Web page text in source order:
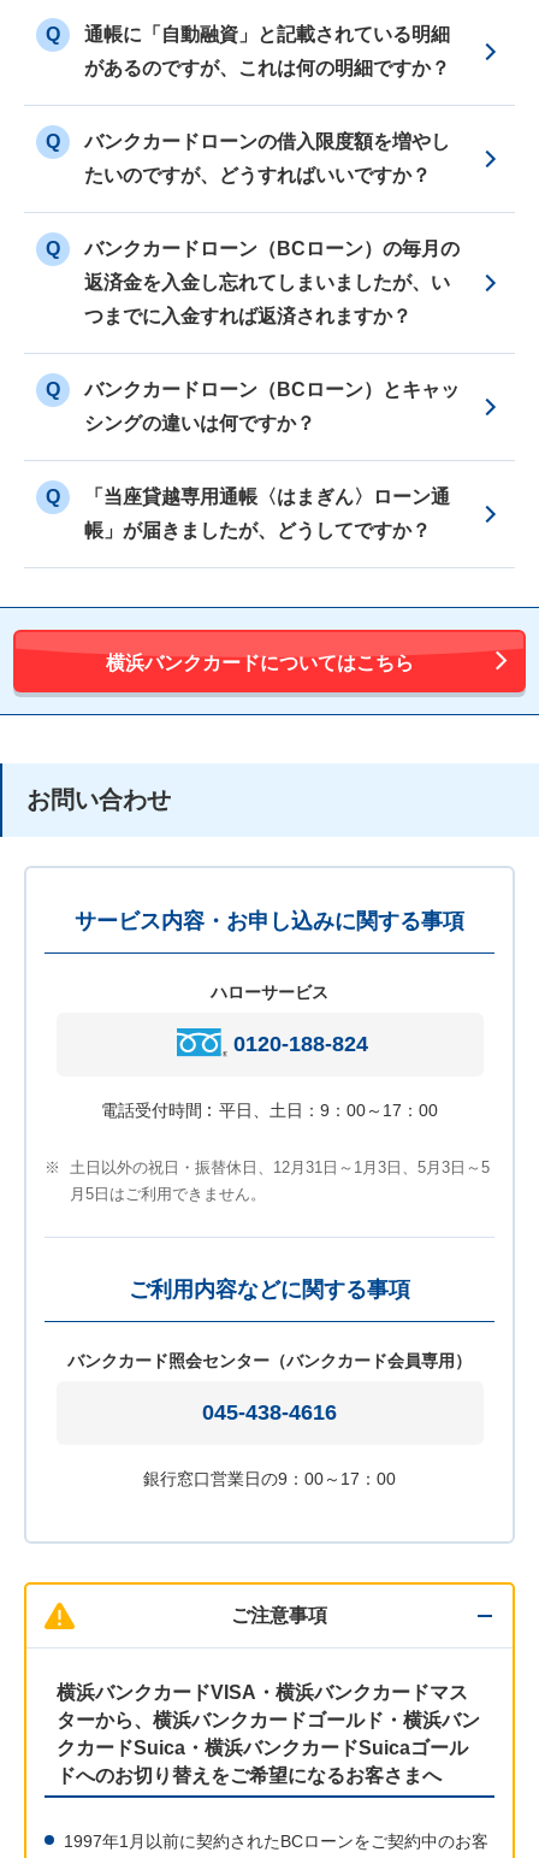
Q
通帳に「自動融資」と記載されている明細
があるのですが、これは何の明細ですか？
Q
バンクカードローンの借入限度額を増やし
たいのですが、どうすればいいですか？
Q
バンクカードローン（BCローン）の毎月の
返済金を入金し忘れてしまいましたが、い
つまでに入金すれば返済されますか？
Q
バンクカードローン（BCローン）とキャッ
シングの違いは何ですか？
Q
「当座貸越専用通帳〈はまぎん〉ローン通
帳」が届きましたが、どうしてですか？
横浜バンクカードについてはこちら
お問い合わせ
サービス内容・お申し込みに関する事項
ハローサービス
0120-188-824
電話受付時間 平日、土日：9：00～17：00
※
土日以外の祝日・振替休日、12月31日～1月3日、5月3日～5
月5日はご利用できません。
ご利用内容などに関する事項
バンクカード照会センター（バンクカード会員専用）
045-438-4616
銀行窓口営業日の9：00～17：00
ご注意事項
横浜バンクカードVISA・横浜バンクカードマス
ターから、横浜バンクカードゴールド・横浜バン
クカードSuica・横浜バンクカードSuicaゴール
ドへのお切り替えをご希望になるお客さまへ
1997年1月以前に契約されたBCローンをご契約中のお客